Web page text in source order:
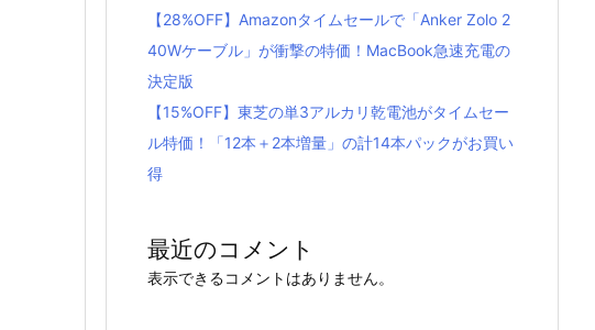
【28%OFF】Amazonタイムセールで「Anker Zolo 2
40Wケーブル」が衝撃の特価！MacBook急速充電の
決定版
【15%OFF】東芝の単3アルカリ乾電池がタイムセー
ル特価！「12本＋2本増量」の計14本パックがお買い
得
最近のコメント
表示できるコメントはありません。